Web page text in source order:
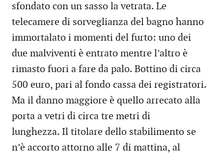
sfondato con un sasso la vetrata. Le
telecamere di sorveglianza del bagno hanno
immortalato i momenti del furto: uno dei
due malviventi è entrato mentre l’altro è
rimasto fuori a fare da palo. Bottino di circa
500 euro, pari al fondo cassa dei registratori.
Ma il danno maggiore è quello arrecato alla
porta a vetri di circa tre metri di
lunghezza. Il titolare dello stabilimento se
n’è accorto attorno alle 7 di mattina, al